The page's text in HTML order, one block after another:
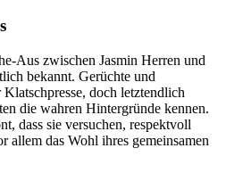
Aus zwischen Jasmin Herren und
bekannt. Gerüchte und
doch letztendlich
die wahren Hintergründe kennen.
dass sie versuchen, respektvoll
allem das Wohl ihres gemeinsamen